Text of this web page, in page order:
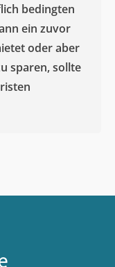
bedingten
ein zuvor
oder aber
sparen, sollte